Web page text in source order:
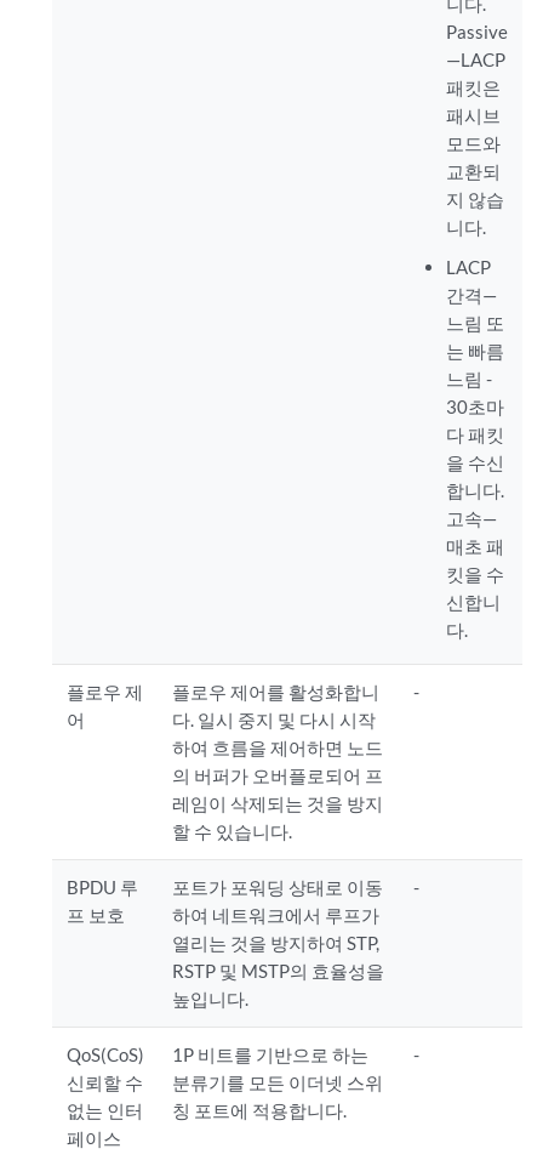
Passive
—LACP
패킷은
패시브
모드와
교환되
지 않습
니다.
LACP
간격—
느림 또
는 빠름
느림 -
30초마
다 패킷
을 수신
합니다.
고속—
매초 패
킷을 수
신합니
다.
플로우 제
어
플로우 제어를 활성화합니
다. 일시 중지 및 다시 시작
하여 흐름을 제어하면 노드
의 버퍼가 오버플로되어 프
레임이 삭제되는 것을 방지
할 수 있습니다.
-
BPDU 루
프 보호
포트가 포워딩 상태로 이동
하여 네트워크에서 루프가
열리는 것을 방지하여 STP,
RSTP 및 MSTP의 효율성을
높입니다.
-
QoS(CoS)
신뢰할 수
없는 인터
페이스
1P 비트를 기반으로 하는
분류기를 모든 이더넷 스위
칭 포트에 적용합니다.
-